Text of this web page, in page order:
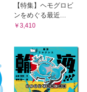
【特集】ヘモグロビ
ンをめぐる最近...
￥3,410